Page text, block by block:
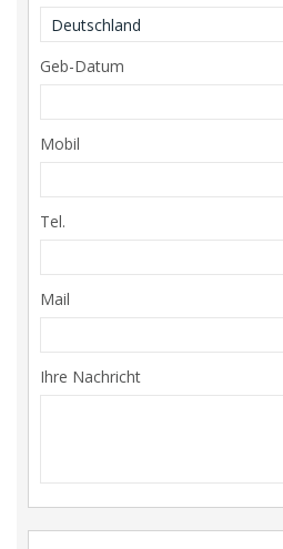
Geb-Datum
Mobil
Tel.
Mail
Ihre Nachricht